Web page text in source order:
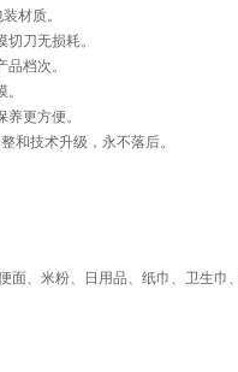
材质。
刀无损耗。
档次。
更方便。
和技术升级，永不落后。
面、米粉、日用品、纸巾、卫生